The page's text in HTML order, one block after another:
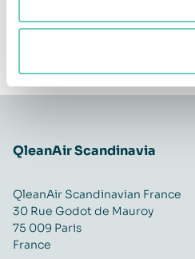
QleanAir Scandinavia
QleanAir Scandinavian France
30 Rue Godot de Mauroy
75 009 Paris
France